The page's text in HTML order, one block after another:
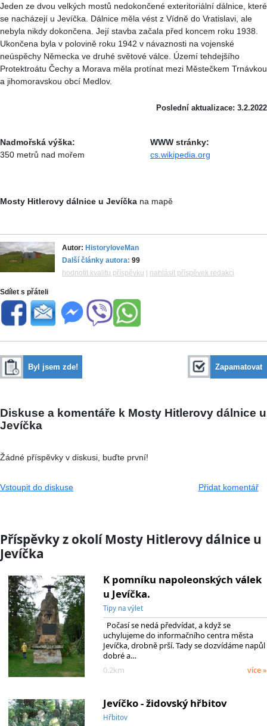
Jeden ze dvou velkých mostů nedokončené exteritoriální dálnice, které
se nacházejí u Jevíčka. Dálnice měla vést z Vídně do Vratislavi, ale
nebyla nikdy dokončena. Její stavba začala před koncem roku 1938.
Ukončena byla v polovině roku 1942 v návaznosti na vojenské
neúspěchy Německa ve druhé světové válce. Území tehdejšího
Protektroátu Čechy a Morava měla protínat mezi Městečkem Trnávkou
a jihomoravskou obcí Medlov.
Poslední aktualizace: 3.2.2022
Nadmořská výška:
350 metrů nad mořem
WWW stránky:
cs.wikipedia.org
Mosty Hitlerovy dálnice u Jevíčka na mapě
Autor: HistoryloveMan
Další články autora: 99
hodnotit kvalitu příspěvku
nahlásit příspěvek redakci
Sdílet s přáteli
Byl jsem zde! Zapamatovat
Diskuse a komentáře k Mosty Hitlerovy dálnice u
Jevíčka
Žádné příspěvky v diskusi, buďte první!
Vstoupit do diskuse Přidat komentář
Příspěvky z okolí Mosty Hitlerovy dálnice u
Jevíčka
K pomníku napoleonských válek
u Jevíčka.
Tipy na výlet
Počasí se nedá předvídat, a když se
uchylujeme do informačního centra města
Jevíčka, drobně prší. Tady se dozvídáme napůl
dobré a…
0.2km
více »
Jevíčko - židovský hřbitov
Hřbitov